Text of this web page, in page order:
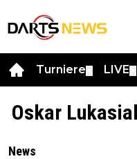
Turniere LIVE
Oskar
News